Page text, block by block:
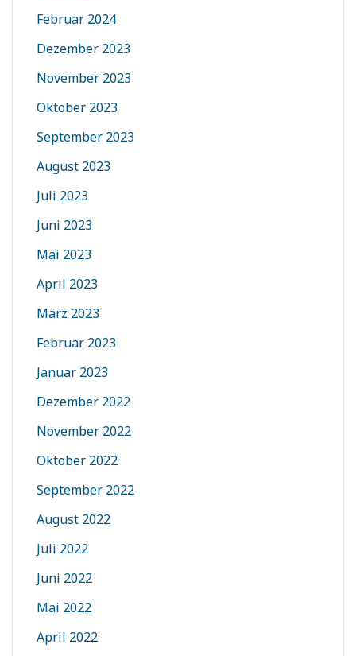
Februar 2024
Dezember 2023
November 2023
Oktober 2023
September 2023
August 2023
Juli 2023
Juni 2023
Mai 2023
April 2023
März 2023
Februar 2023
Januar 2023
Dezember 2022
November 2022
Oktober 2022
September 2022
August 2022
Juli 2022
Juni 2022
Mai 2022
April 2022